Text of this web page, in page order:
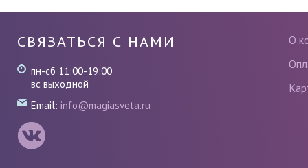
О
СВЯЗАТЬСЯ С НАМИ
пн-сб 11:00-19:00
вс выходной
Email: info@magiasveta.ru